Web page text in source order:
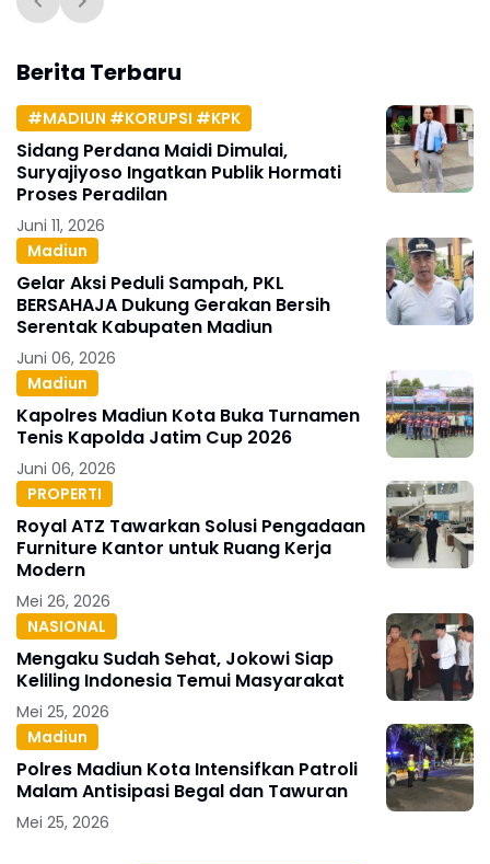
Berita Terbaru
#MADIUN #KORUPSI #KPK
Sidang Perdana Maidi Dimulai,
Suryajiyoso Ingatkan Publik Hormati
Proses Peradilan
Juni 11, 2026
Madiun
Gelar Aksi Peduli Sampah, PKL
BERSAHAJA Dukung Gerakan Bersih
Serentak Kabupaten Madiun
Juni 06, 2026
Madiun
Kapolres Madiun Kota Buka Turnamen
Tenis Kapolda Jatim Cup 2026
Juni 06, 2026
PROPERTI
Royal ATZ Tawarkan Solusi Pengadaan
Furniture Kantor untuk Ruang Kerja
Modern
Mei 26, 2026
NASIONAL
Mengaku Sudah Sehat, Jokowi Siap
Keliling Indonesia Temui Masyarakat
Mei 25, 2026
Madiun
Polres Madiun Kota Intensifkan Patroli
Malam Antisipasi Begal dan Tawuran
Mei 25, 2026